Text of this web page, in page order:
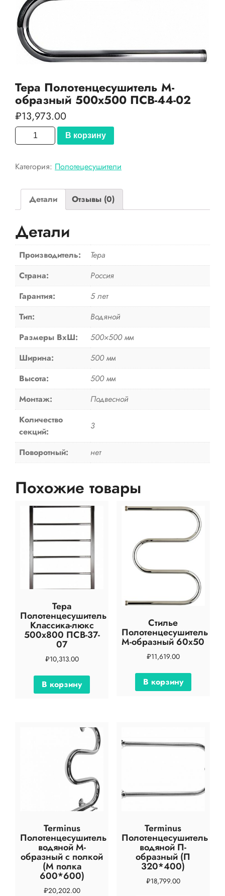
Тера Полотенцесушитель М-
образный 500х500 ПСВ-44-02
₽13,973.00
Количество
товара
Полотенцесушитель
образный
500х500
02
В корзину
Категория: Полотецесушители
Детали Отзывы (0)
Детали
Производитель:
Тера
Страна:
Россия
Гарантия:
5 лет
Тип:
Водяной
Размеры ВxШ:
500×500 мм
Ширина:
500 мм
Высота:
500 мм
Монтаж:
Подвесной
Количество
секций:
3
Поворотный: нет
Похожие товары
Тера
Полотенцесушитель
Классика-люкс
500х800 ПСВ-37-
07
₽10,313.00
В корзину
Стилье
Полотенцесушитель
М-образный 60х50
₽11,619.00
В корзину
Terminus
Полотенцесушитель
водяной М-
образный с полкой
(М полка
600*600)
₽20,202.00
Terminus
Полотенцесушитель
водяной П-
образный (П
320*400)
₽18,799.00